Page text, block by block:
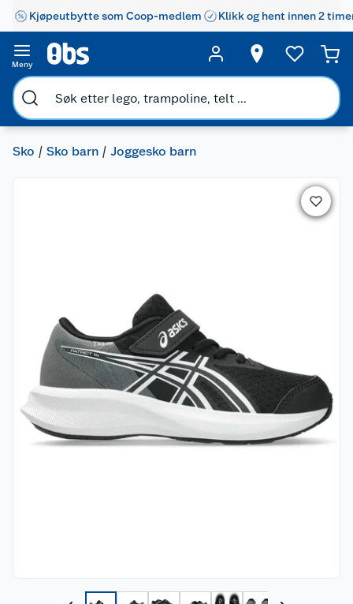
Kjøpeutbytte som Coop-medlem Klikk og hent innen 2
Meny
Sko Sko barn Joggesko barn